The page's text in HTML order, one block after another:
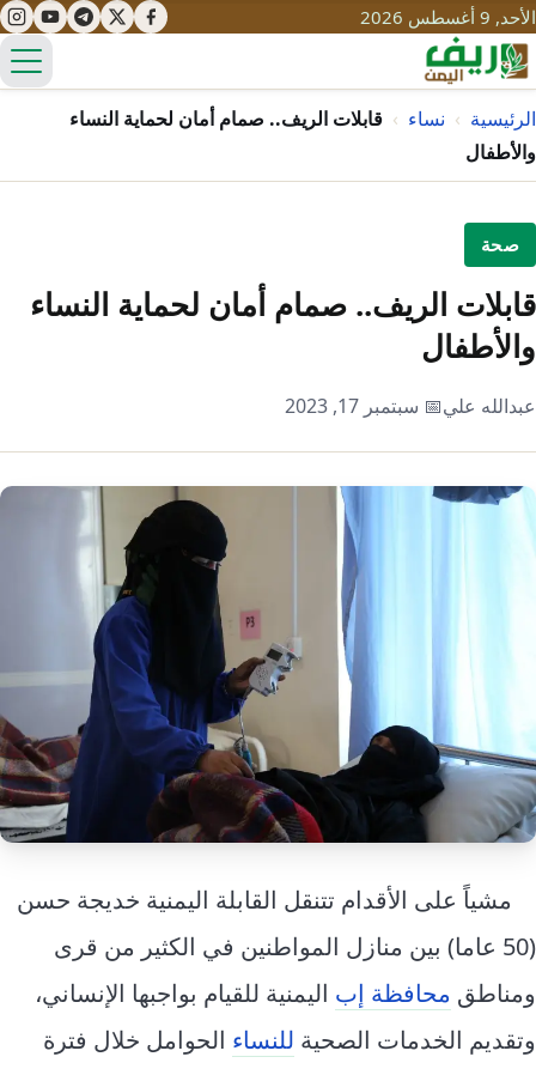
الأحد, 9 أغسطس 2026
صحة
مياه
طرُق
تنمية
قصص نجاح
مبادرات
سياحة
ثقافة
حلول
نساء
الرئيسية › نساء › قابلات الريف.. صمام أمان لحماية النساء
والأطفال
صحة
قابلات الريف.. صمام أمان لحماية النساء
والأطفال
عبدالله علي📅 سبتمبر 17, 2023
مشياً على الأقدام تتنقل القابلة اليمنية خديجة حسن
(50 عاما) بين منازل المواطنين في الكثير من قرى
ومناطق محافظة إب اليمنية للقيام بواجبها الإنساني،
وتقديم الخدمات الصحية للنساء الحوامل خلال فترة